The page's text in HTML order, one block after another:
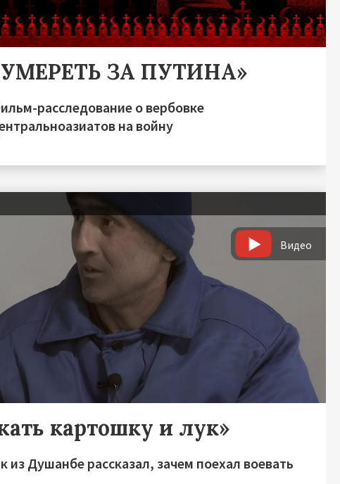
ЗА ПУТИНА»
расследование о вербовке
на войну
Видео
картошку и лук»
из Душанбе рассказал, зачем поехал воевать